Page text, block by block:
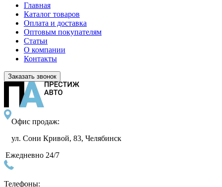
Главная
Каталог товаров
Оплата и доставка
Оптовым покупателям
Статьи
О компании
Контакты
Заказать звонок
Офис продаж:
ул. Сони Кривой, 83, Челябинск
Ежедневно 24/7
Телефоны: